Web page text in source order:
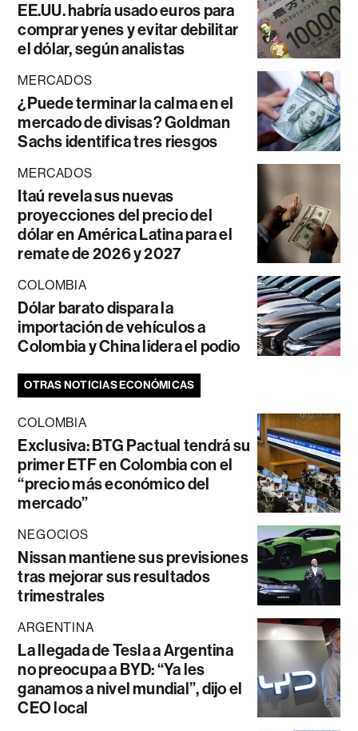
EE.UU. habría usado euros para
comprar yenes y evitar debilitar
el dólar, según analistas
MERCADOS
¿Puede terminar la calma en el
mercado de divisas? Goldman
Sachs identifica tres riesgos
MERCADOS
Itaú revela sus nuevas
proyecciones del precio del
dólar en América Latina para el
remate de 2026 y 2027
COLOMBIA
Dólar barato dispara la
importación de vehículos a
Colombia y China lidera el podio
OTRAS NOTICIAS ECONÓMICAS
COLOMBIA
Exclusiva: BTG Pactual tendrá su
primer ETF en Colombia con el
“precio más económico del
mercado”
NEGOCIOS
Nissan mantiene sus previsiones
tras mejorar sus resultados
trimestrales
ARGENTINA
La llegada de Tesla a Argentina
no preocupa a BYD: “Ya les
ganamos a nivel mundial”, dijo el
CEO local